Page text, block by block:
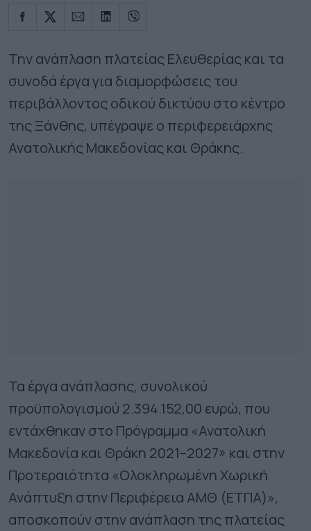
Την ανάπλαση πλατείας Ελευθερίας και τα
συνοδά έργα για διαμορφώσεις του
περιβάλλοντος οδικού δικτύου στο κέντρο
της Ξάνθης, υπέγραψε ο περιφερειάρχης
Ανατολικής Μακεδονίας και Θράκης.
Τα έργα ανάπλασης, συνολικού
προϋπολογισμού 2.394.152,00 ευρώ, που
εντάχθηκαν στο Πρόγραμμα «Ανατολική
Μακεδονία και Θράκη 2021–2027» και στην
Προτεραιότητα «Ολοκληρωμένη Χωρική
Ανάπτυξη στην Περιφέρεια ΑΜΘ (ΕΤΠΑ)»,
αποσκοπούν στην ανάπλαση της πλατείας